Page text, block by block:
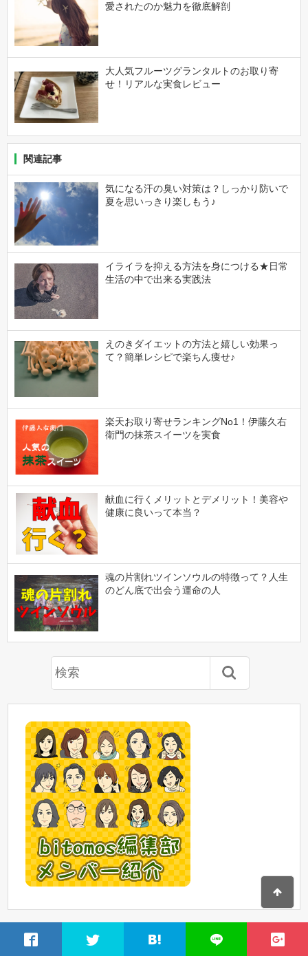
愛されたのか魅力を徹底解剖
大人気フルーツグランタルトのお取り寄
せ！リアルな実食レビュー
関連記事
気になる汗の臭い対策は？しっかり防いで
夏を思いっきり楽しもう♪
イライラを抑える方法を身につける★日常
生活の中で出来る実践法
えのきダイエットの方法と嬉しい効果っ
て？簡単レシピで楽ちん痩せ♪
楽天お取り寄せランキングNo1！伊藤久右
衛門の抹茶スイーツを実食
献血に行くメリットとデメリット！美容や
健康に良いって本当？
魂の片割れツインソウルの特徴って？人生
のどん底で出会う運命の人